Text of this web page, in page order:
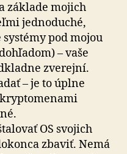
základe mojich
jednoduché,
pod mojou
– vaše
zverejní.
– je to úplne
OS svojich
zbaviť. Nemá